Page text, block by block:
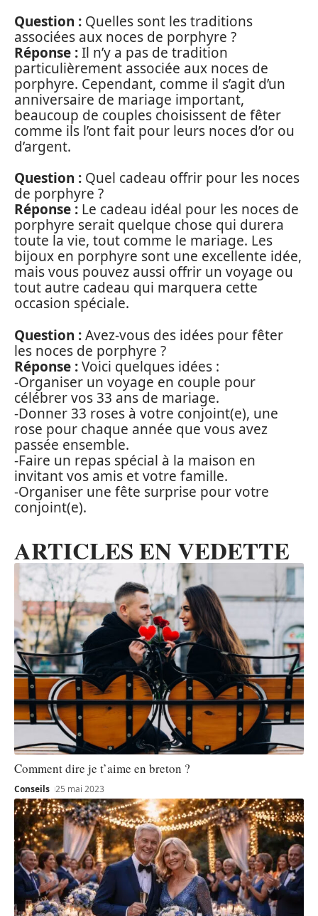
Question : Quelles sont les traditions
associées aux noces de porphyre ?
Réponse :Il n’y a pas de tradition
particulièrement associée aux noces de
porphyre. Cependant, comme il s’agit d’un
anniversaire de mariage important,
beaucoup de couples choisissent de fêter
comme ils l’ont fait pour leurs noces d’or ou
d’argent.
Question : Quel cadeau offrir pour les noces
de porphyre ?
Réponse : Le cadeau idéal pour les noces de
porphyre serait quelque chose qui durera
toute la vie, tout comme le mariage. Les
bijoux en porphyre sont une excellente idée,
mais vous pouvez aussi offrir un voyage ou
tout autre cadeau qui marquera cette
occasion spéciale.
Question :Avez-vous des idées pour fêter
les noces de porphyre ?
Réponse :Voici quelques idées :
-Organiser un voyage en couple pour
célébrer vos 33 ans de mariage.
-Donner 33 roses à votre conjoint(e), une
rose pour chaque année que vous avez
passée ensemble.
-Faire un repas spécial à la maison en
invitant vos amis et votre famille.
-Organiser une fête surprise pour votre
conjoint(e).
ARTICLES EN VEDETTE
Comment dire je t’aime en breton ?
Conseils 25 mai 2023